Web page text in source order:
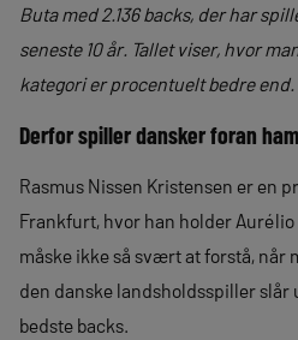
Buta med 2.136 backs, der har
seneste 10 år. Tallet viser, hvor
kategori er procentuelt bedre end.
Derfor spiller dansker foran ham
Rasmus Nissen Kristensen er en
Frankfurt, hvor han holder
måske ikke så svært at forstå, når
den danske landsholdsspiller slår
bedste backs.